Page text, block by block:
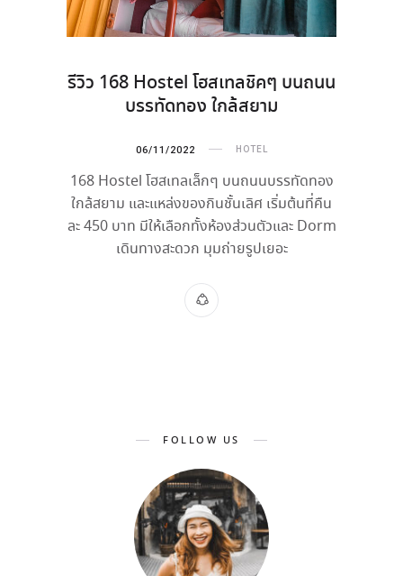
รีวิว 168 Hostel โฮสเทลชิคๆ บนถนน
บรรทัดทอง ใกล้สยาม
06/11/2022 HOTEL
168 Hostel โฮสเทลเล็กๆ บนถนนบรรทัดทอง
ใกล้สยาม และแหล่งของกินชั้นเลิศ เริ่มต้นที่คืน
ละ 450 บาท มีให้เลือกทั้งห้องส่วนตัวและ Dorm
เดินทางสะดวก มุมถ่ายรูปเยอะ
FOLLOW US